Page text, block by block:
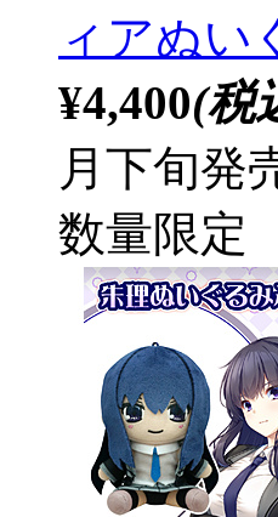
ィアぬい
¥4,400(税
月下旬発
数量限定